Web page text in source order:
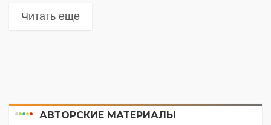
Читать еще
АВТОРСКИЕ МАТЕРИАЛЫ